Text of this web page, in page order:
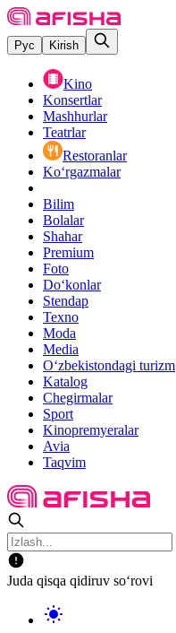
Рус Kirish
Kino
Konsertlar
Mashhurlar
Teatrlar
Restoranlar
Ko‘rgazmalar
Bilim
Bolalar
Shahar
Premium
Foto
Do‘konlar
Stendap
Texno
Moda
Media
O‘zbekistondagi turizm
Katalog
Chegirmalar
Sport
Kinopremyeralar
Avia
Taqvim
Juda qisqa qidiruv so‘rovi